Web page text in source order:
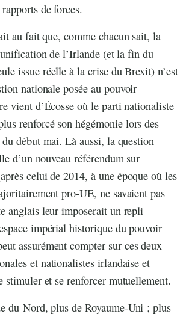
de forces.
au fait que, comme chacun sait, la
de l’Irlande (et la fin du
issue réelle à la crise du Brexit) n’est
nationale posée au pouvoir
vient d’Écosse où le parti nationaliste
renforcé son hégémonie lors des
début mai. Là aussi, la question
d’un nouveau référendum sur
celui de 2014, à une époque où les
pro-UE, ne savaient pas
anglais leur imposerait un repli
impérial historique du pouvoir
assurément compter sur ces deux
et nationalistes irlandaise et
stimuler et se renforcer mutuellement.
du Nord, plus de Royaume-Uni ; plus